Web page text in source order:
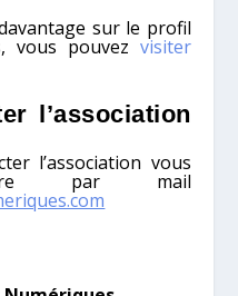
sur le profil
vous pouvez visiter
l’association
l’association vous
par mail